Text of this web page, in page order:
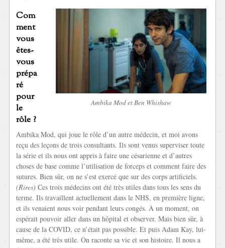
Ambika Mod et Ben Whishaw
Com
ment
vous
êtes-
vous
prépa
ré
pour
le
rôle ?
Ambika Mod, qui joue le rôle d’un autre médecin, et moi avons
reçu des leçons de trois consultants. Ils sont venus superviser toute
la série et ils nous ont appris à faire une césarienne et d’autres
choses de base comme l’utilisation de forceps et comment faire des
sutures. Bien sûr, on ne s’est exercé que sur des corps artificiels.
(Rires) Ces trois médecins ont été très utiles dans tous les sens du
terme. Ils travaillent actuellement dans le NHS, en première ligne,
et ils venaient nous voir pendant leurs congés. À un moment, on
espérait pouvoir aller dans un hôpital et observer. Mais bien sûr, à
cause de la COVID, ce n’était pas possible. Et puis Adam Kay, lui-
même, a été très utile. On raconte sa vie et son histoire. Il nous a